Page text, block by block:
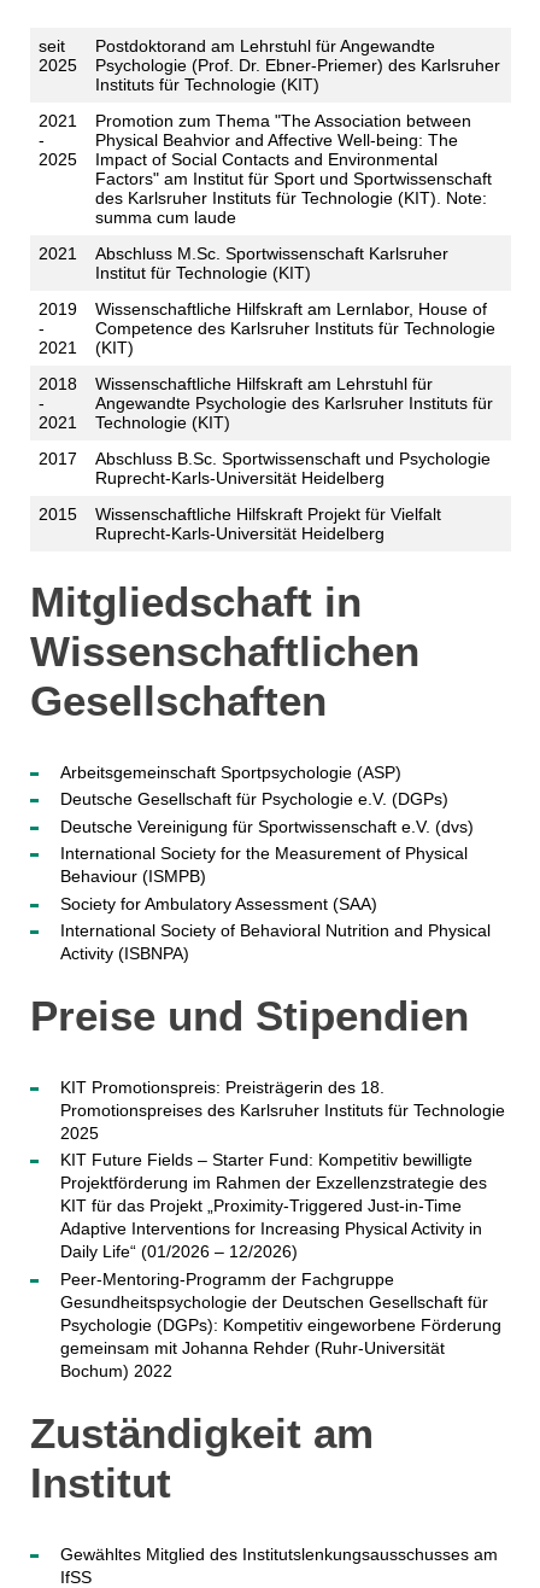
seit
2025
Postdoktorand am Lehrstuhl für Angewandte
Psychologie (Prof. Dr. Ebner-Priemer) des Karlsruher
Instituts für Technologie (KIT)
2021
-
2025
Promotion zum Thema "The Association between
Physical Beahvior and Affective Well-being: The
Impact of Social Contacts and Environmental
Factors" am Institut für Sport und Sportwissenschaft
des Karlsruher Instituts für Technologie (KIT). Note:
summa cum laude
2021
Abschluss M.Sc. Sportwissenschaft Karlsruher
Institut für Technologie (KIT)
2019
-
2021
Wissenschaftliche Hilfskraft am Lernlabor, House of
Competence des Karlsruher Instituts für Technologie
(KIT)
2018
-
2021
Wissenschaftliche Hilfskraft am Lehrstuhl für
Angewandte Psychologie des Karlsruher Instituts für
Technologie (KIT)
2017
Abschluss B.Sc. Sportwissenschaft und Psychologie
Ruprecht-Karls-Universität Heidelberg
2015
Wissenschaftliche Hilfskraft Projekt für Vielfalt
Ruprecht-Karls-Universität Heidelberg
Mitgliedschaft in
Wissenschaftlichen
Gesellschaften
Arbeitsgemeinschaft Sportpsychologie (ASP)
Deutsche Gesellschaft für Psychologie e.V. (DGPs)
Deutsche Vereinigung für Sportwissenschaft e.V. (dvs)
International Society for the Measurement of Physical
Behaviour (ISMPB)
Society for Ambulatory Assessment (SAA)
International Society of Behavioral Nutrition and Physical
Activity (ISBNPA)
Preise und Stipendien
KIT Promotionspreis: Preisträgerin des 18.
Promotionspreises des Karlsruher Instituts für Technologie
2025
KIT Future Fields – Starter Fund: Kompetitiv bewilligte
Projektförderung im Rahmen der Exzellenzstrategie des
KIT für das Projekt „Proximity-Triggered Just-in-Time
Adaptive Interventions for Increasing Physical Activity in
Daily Life“ (01/2026 – 12/2026)
Peer-Mentoring-Programm der Fachgruppe
Gesundheitspsychologie der Deutschen Gesellschaft für
Psychologie (DGPs): Kompetitiv eingeworbene Förderung
gemeinsam mit Johanna Rehder (Ruhr-Universität
Bochum) 2022
Zuständigkeit am
Institut
Gewähltes Mitglied des Institutslenkungsausschusses am
IfSS